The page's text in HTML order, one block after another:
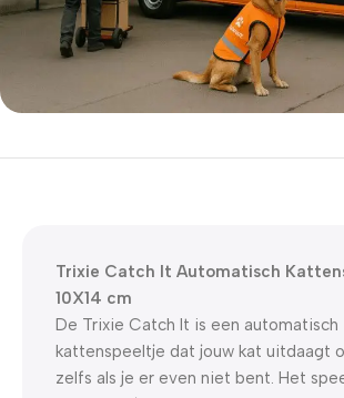
5% korting met code
Trixie Catch It Automatisch
10X14 cm
De Trixie Catch It is een automatisch
kattenspeeltje dat jouw kat uitdaagt
zelfs als je er even niet bent. Het